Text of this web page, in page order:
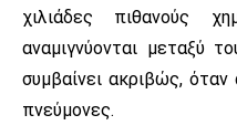
χιλιάδες πιθανούς
αναμιγνύονται μεταξύ
συμβαίνει ακριβώς,
πνεύμονες.